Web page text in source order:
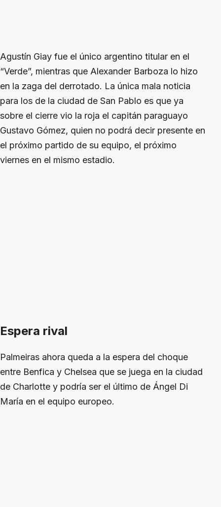
Agustín Giay fue el único argentino titular en el
“Verde”, mientras que Alexander Barboza lo hizo
en la zaga del derrotado. La única mala noticia
para los de la ciudad de San Pablo es que ya
sobre el cierre vio la roja el capitán paraguayo
Gustavo Gómez, quien no podrá decir presente en
el próximo partido de su equipo, el próximo
viernes en el mismo estadio.
Espera rival
Palmeiras ahora queda a la espera del choque
entre Benfica y Chelsea que se juega en la ciudad
de Charlotte y podría ser el último de Ángel Di
María en el equipo europeo.